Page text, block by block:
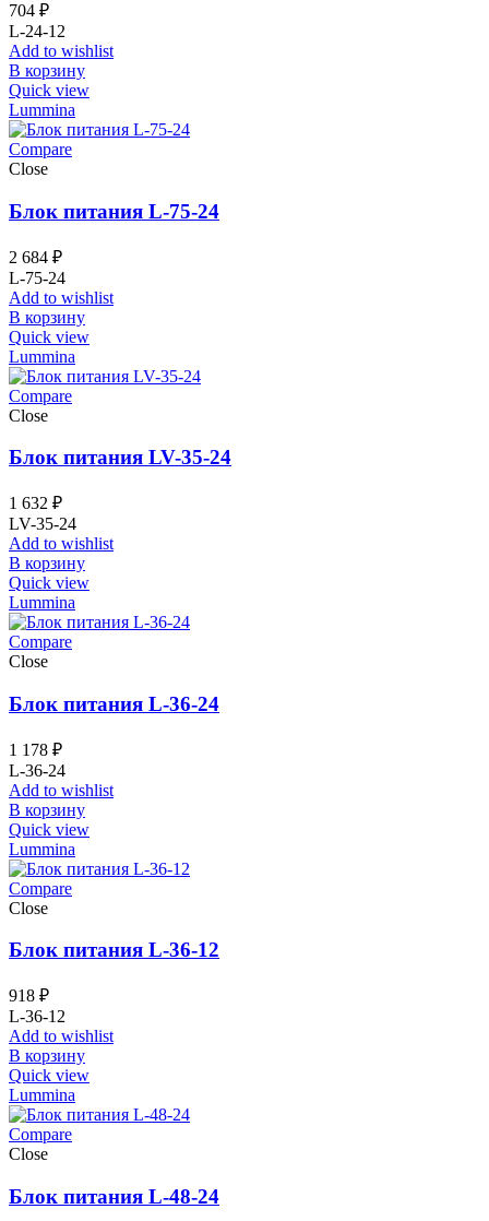
704 ₽
L-24-12
Add to wishlist
В корзину
Quick view
Lummina
Compare
Close
Блок питания L-75-24
2 684 ₽
L-75-24
Add to wishlist
В корзину
Quick view
Lummina
Compare
Close
Блок питания LV-35-24
1 632 ₽
LV-35-24
Add to wishlist
В корзину
Quick view
Lummina
Compare
Close
Блок питания L-36-24
1 178 ₽
L-36-24
Add to wishlist
В корзину
Quick view
Lummina
Compare
Close
Блок питания L-36-12
918 ₽
L-36-12
Add to wishlist
В корзину
Quick view
Lummina
Compare
Close
Блок питания L-48-24